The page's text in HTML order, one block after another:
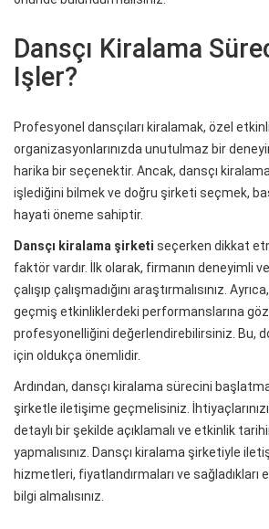
Dansçı Kiralama
Işler?
Profesyonel dansçıları kiralamak, özel
organizasyonlarınızda unutulmaz bir
harika bir seçenektir. Ancak, dansçı
işlediğini bilmek ve doğru şirketi seçmek,
hayati öneme sahiptir.
Dansçı kiralama şirketi seçerken dikkat
faktör vardır. İlk olarak, firmanın deneyimli
çalışıp çalışmadığını araştırmalısınız.
geçmiş etkinliklerdeki performanslarına
profesyonelliğini değerlendirebilirsiniz. Bu,
için oldukça önemlidir.
Ardından, dansçı kiralama sürecini
şirketle iletişime geçmelisiniz.
detaylı bir şekilde açıklamalı ve etkinlik
yapmalısınız. Dansçı kiralama şirketiyle
hizmetleri, fiyatlandırmaları ve sağladıkları
bilgi almalısınız.